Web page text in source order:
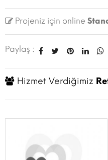
Projeniz için online
Paylaş :
Hizmet Verdiğimiz